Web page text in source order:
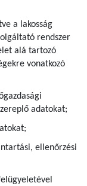
a lakosság
rendszer
alá tartozó
vonatkozó
adatokat;
ellenőrzési